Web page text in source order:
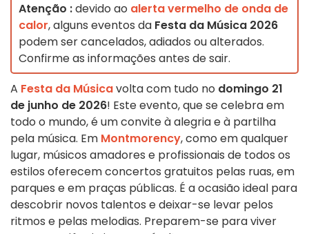
Atenção :devido ao alerta vermelho de onda de
calor, alguns eventos da Festa da Música 2026
podem ser cancelados, adiados ou alterados.
Confirme as informações antes de sair.
A Festa da Músicavolta com tudo no domingo 21
de junho de 2026! Este evento, que se celebra em
todo o mundo, é um convite à alegria e à partilha
pela música. Em Montmorency, como em qualquer
lugar, músicos amadores e profissionais de todos os
estilos oferecem concertos gratuitos pelas ruas, em
parques e em praças públicas. É a ocasião ideal para
descobrir novos talentos e deixar-se levar pelos
ritmos e pelas melodias. Preparem-se para viver